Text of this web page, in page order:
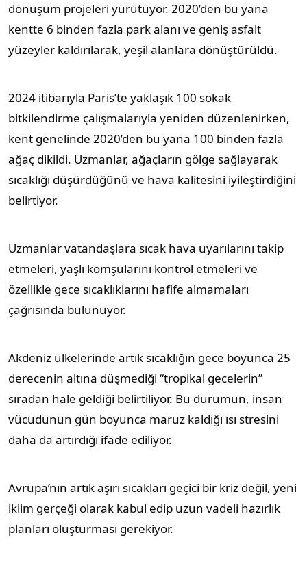
dönüşüm projeleri yürütüyor. 2020’den bu yana
kentte 6 binden fazla park alanı ve geniş asfalt
yüzeyler kaldırılarak, yeşil alanlara dönüştürüldü.
2024 itibarıyla Paris’te yaklaşık 100 sokak
bitkilendirme çalışmalarıyla yeniden düzenlenirken,
kent genelinde 2020’den bu yana 100 binden fazla
ağaç dikildi. Uzmanlar, ağaçların gölge sağlayarak
sıcaklığı düşürdüğünü ve hava kalitesini iyileştirdiğini
belirtiyor.
Uzmanlar vatandaşlara sıcak hava uyarılarını takip
etmeleri, yaşlı komşularını kontrol etmeleri ve
özellikle gece sıcaklıklarını hafife almamaları
çağrısında bulunuyor.
Akdeniz ülkelerinde artık sıcaklığın gece boyunca 25
derecenin altına düşmediği “tropikal gecelerin”
sıradan hale geldiği belirtiliyor. Bu durumun, insan
vücudunun gün boyunca maruz kaldığı ısı stresini
daha da artırdığı ifade ediliyor.
Avrupa’nın artık aşırı sıcakları geçici bir kriz değil, yeni
iklim gerçeği olarak kabul edip uzun vadeli hazırlık
planları oluşturması gerekiyor.